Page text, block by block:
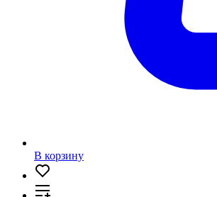
В корзину